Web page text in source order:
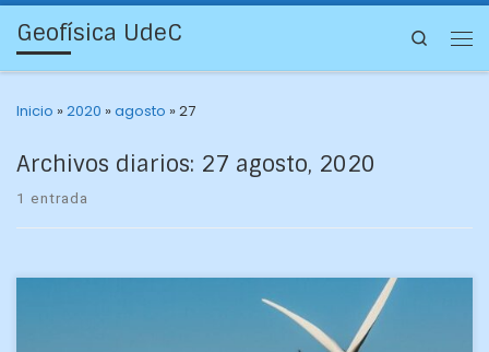
Geofísica UdeC Search
Inicio »2020 »agosto »27
Archivos diarios: 27 agosto, 2020
1 entrada